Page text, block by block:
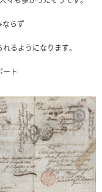
らず
るようになります。
ト